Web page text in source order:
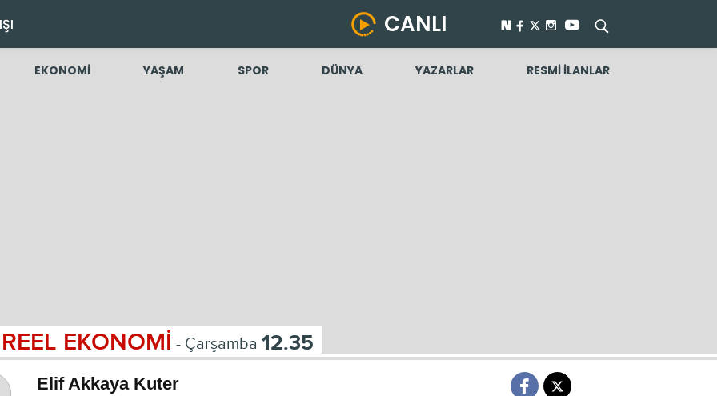
CANLI
EKONOMİ YAŞAM SPOR DÜNYA YAZARLAR RESMİ İLANLAR
REEL EKONOMİ - Çarşamba 12.35
Elif Akkaya Kuter